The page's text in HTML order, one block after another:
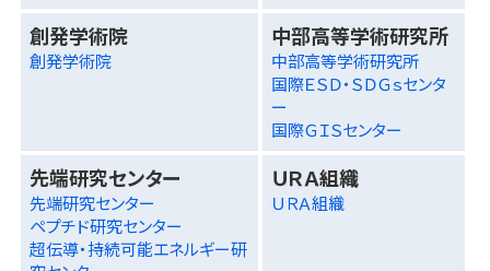
創発学術院
創発学術院
中部高等学術研究所
中部高等学術研究所
国際ＥＳＤ・ＳＤＧｓセンタ
ー
国際ＧＩＳセンター
先端研究センター
先端研究センター
ペプチド研究センター
超伝導・持続可能エネルギー研
ＵＲＡ組織
ＵＲＡ組織